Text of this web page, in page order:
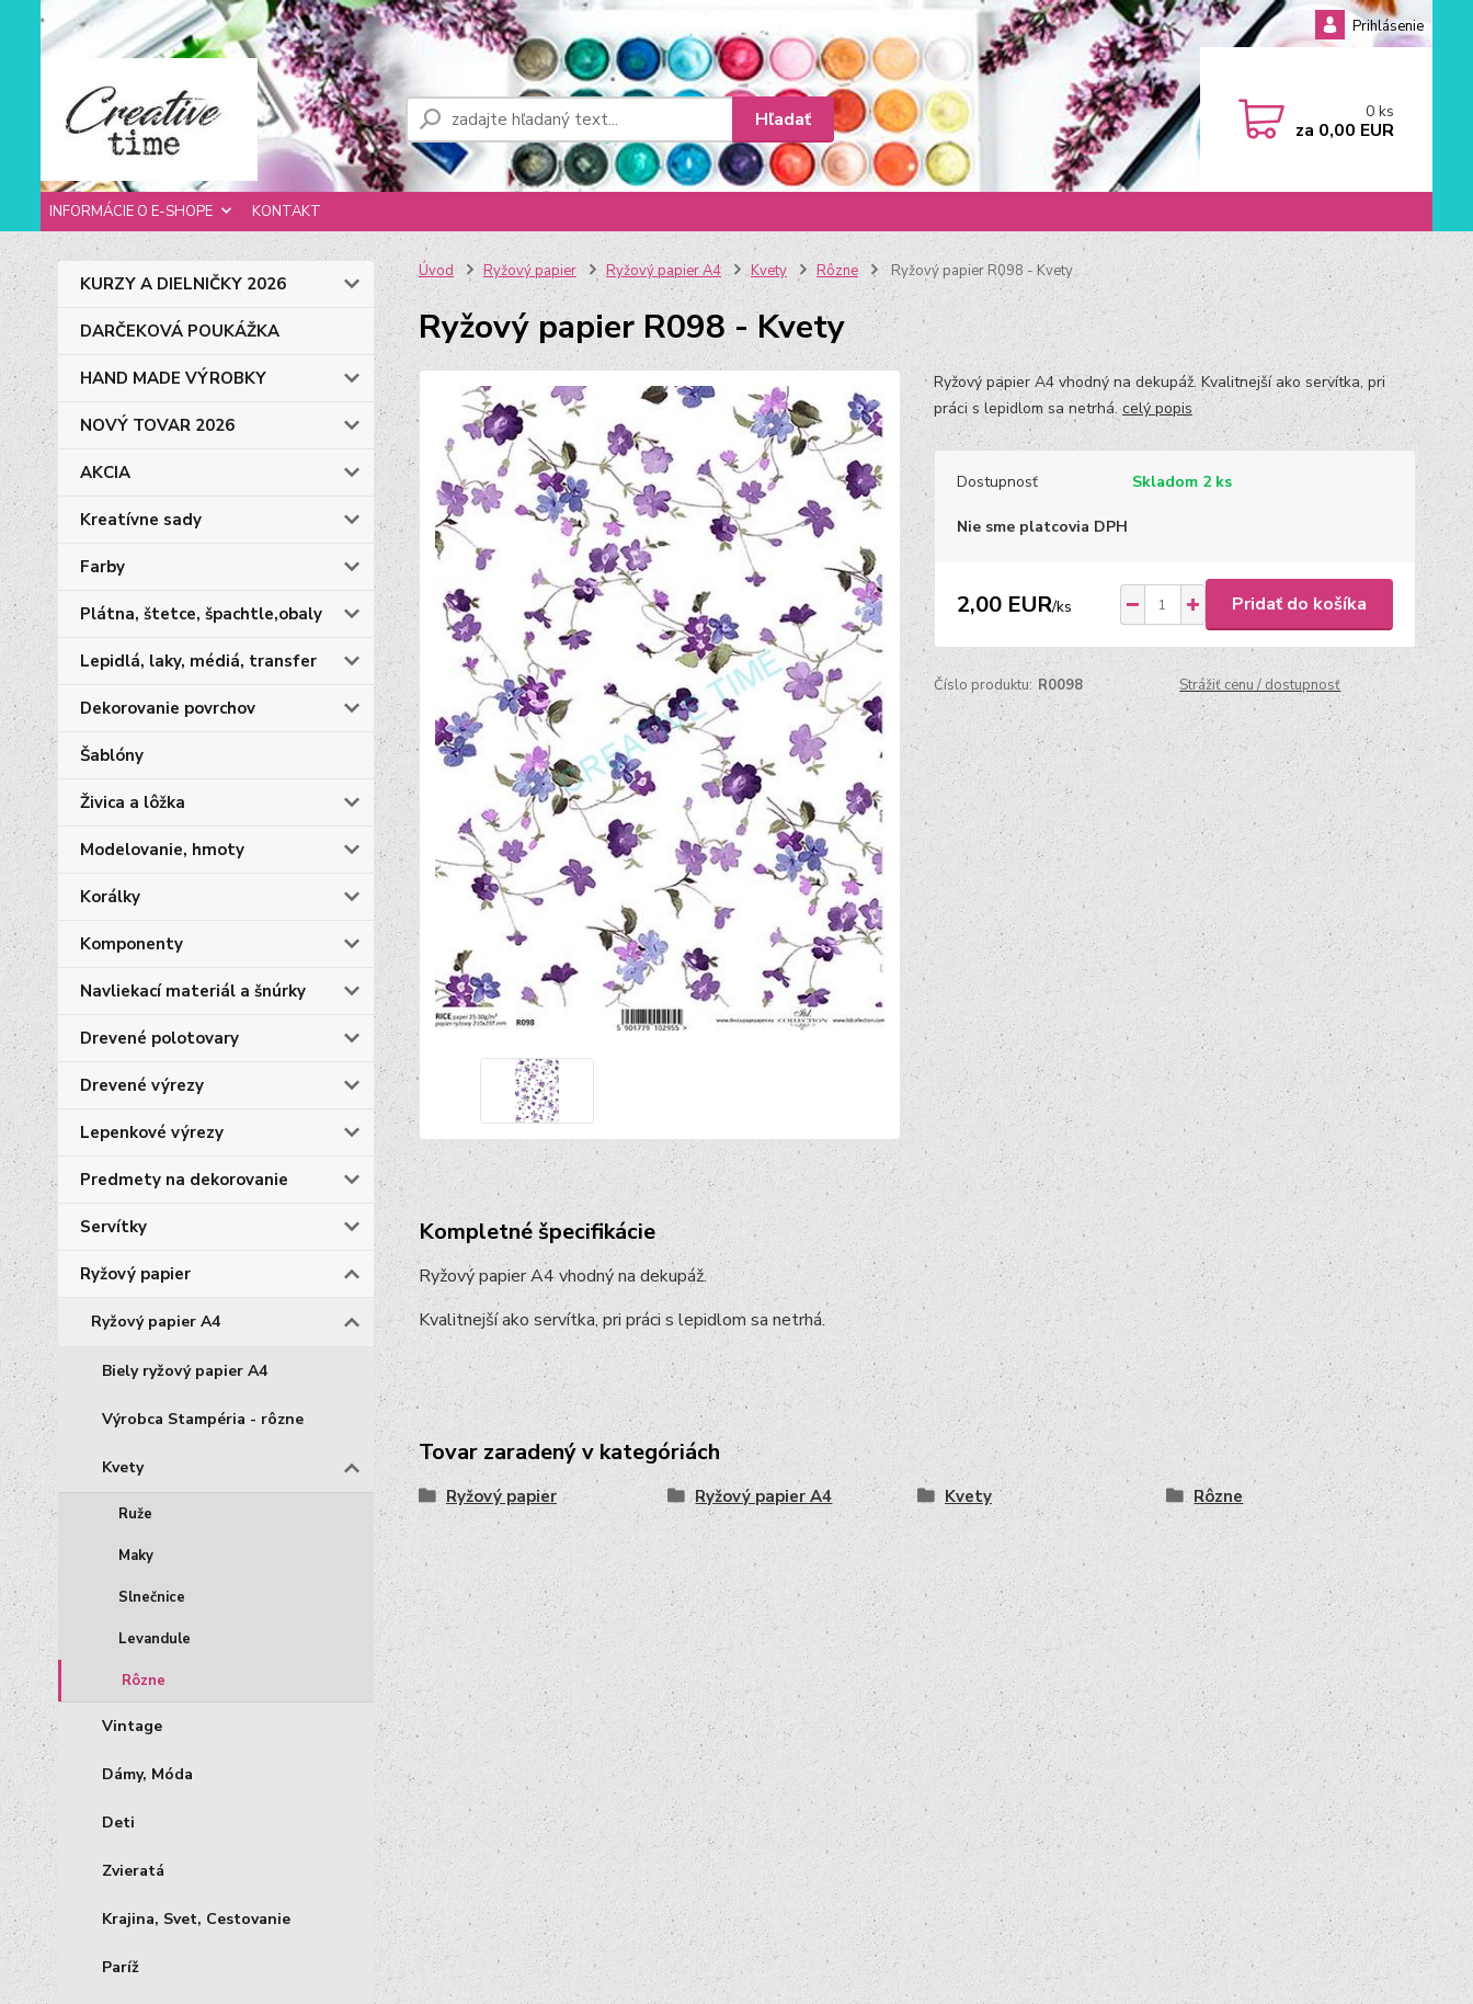
INFORMÁCIE O E-SHOPE KONTAKT
Prihlásenie
Hľadať 0ks
za 0,00 EUR
KURZY A DIELNIČKY 2026
DARČEKOVÁ POUKÁŽKA
HAND MADE VÝROBKY
NOVÝ TOVAR 2026
AKCIA
Kreatívne sady
Farby
Plátna, štetce, špachtle,obaly
Lepidlá, laky, médiá, transfer
Dekorovanie povrchov
Šablóny
Živica a lôžka
Modelovanie, hmoty
Korálky
Komponenty
Navliekací materiál a šnúrky
Drevené polotovary
Drevené výrezy
Lepenkové výrezy
Predmety na dekorovanie
Servítky
Ryžový papier
Ryžový papier A4
Biely ryžový papier A4
Výrobca Stampéria - rôzne
Kvety
Ruže
Maky
Slnečnice
Levandule
Rôzne
Vintage
Dámy, Móda
Deti
Zvieratá
Krajina, Svet, Cestovanie
Paríž
Úvod Ryžový papier Ryžový papier A4 Kvety Rôzne Ryžový papier R098 - Kvety
Ryžový papier R098 - Kvety
Ryžový papier A4 vhodný na dekupáž. Kvalitnejší ako servítka, pri
práci s lepidlom sa netrhá.celý popis
Dostupnosť Skladom 2 ks
Nie sme platcovia DPH
2,00 EUR/ks Pridať do košíka
Číslo produktu: R0098 Strážiť cenu / dostupnosť
Kompletné špecifikácie
Ryžový papier A4 vhodný na dekupáž.
Kvalitnejší ako servítka, pri práci s lepidlom sa netrhá.
Tovar zaradený v kategóriách
Ryžový papier Ryžový papier A4 Kvety Rôzne